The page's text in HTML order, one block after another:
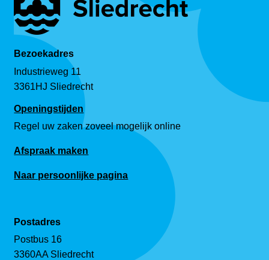
Bezoekadres
Industrieweg 11
3361HJ Sliedrecht
Openingstijden
Regel uw zaken zoveel mogelijk online
Afspraak maken
Naar persoonlijke pagina
Postadres
Postbus 16
3360AA Sliedrecht